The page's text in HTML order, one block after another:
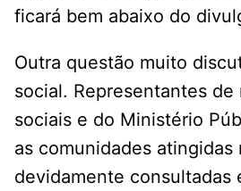
ficará bem abaixo do
Outra questão muito
social. Representantes de
sociais e do Ministério
as comunidades atingidas
devidamente consultadas